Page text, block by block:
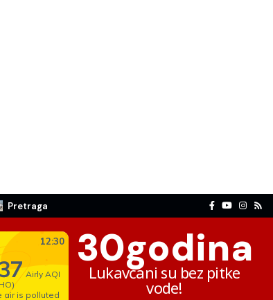
Pretraga
30godina
Lukavčani su bez pitke
vode!